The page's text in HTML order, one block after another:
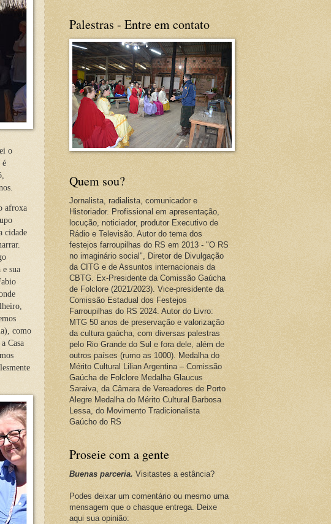
o
é
afroxa
cidade
sua
como
Casa
Palestras - Entre em contato
Quem sou?
Jornalista, radialista, comunicador e
Historiador. Profissional em apresentação,
locução, noticiador, produtor Executivo de
Rádio e Televisão. Autor do tema dos
festejos farroupilhas do RS em 2013 - "O RS
no imaginário social", Diretor de Divulgação
da CITG e de Assuntos internacionais da
CBTG. Ex-Presidente da Comissão Gaúcha
de Folclore (2021/2023). Vice-presidente da
Comissão Estadual dos Festejos
Farroupilhas do RS 2024. Autor do Livro:
MTG 50 anos de preservação e valorização
da cultura gaúcha, com diversas palestras
pelo Rio Grande do Sul e fora dele, além de
outros países (rumo as 1000). Medalha do
Mérito Cultural Lilian Argentina – Comissão
Gaúcha de Folclore Medalha Glaucus
Saraiva, da Câmara de Vereadores de Porto
Alegre Medalha do Mérito Cultural Barbosa
Lessa, do Movimento Tradicionalista
Gaúcho do RS
Proseie com a gente
Buenas parceria. Visitastes a estância?
Podes deixar um comentário ou mesmo uma
mensagem que o chasque entrega. Deixe
aqui sua opinião: